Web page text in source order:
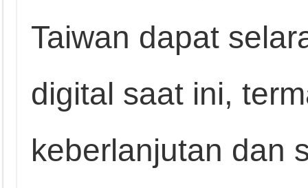
Taiwan dapat
digital saat ini,
keberlanjutan dan